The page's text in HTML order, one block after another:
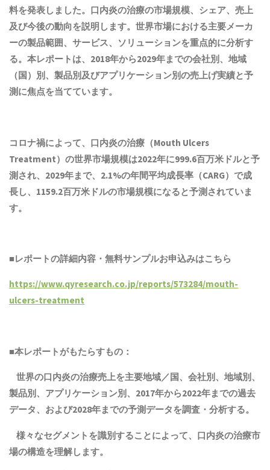
料を発表しました。口内炎の治療の市場規模、 シェア、売上
及び今後の動向を説明します。世界市場における主要メーカ
ーの製品範囲、サービス、ソリューションを重点的に分析す
る。本レポートは、2018年から2029年までの会社別、地域
（国）別、製品別及びアプリケーション別の売上げ実績と予
測に焦点を当てています。
コロナ禍によって、口内炎の治療（Mouth Ulcers
Treatment）の世界市場規模は2022年に999.6百万米ドルと予
測され、2029年まで、2.1%の年間平均成長率（CARG）で成
長し、1159.2百万米ドルの市場規模になると予測されていま
す。
■レポートの詳細内容・無料サンプルお申込みはこちら
https://www.qyresearch.co.jp/reports/573284/mouth-
ulcers-treatment
■本レポートがもたらすもの：
世界の口内炎の治療売上を主要地域／国、会社別、地域別、
製品別、アプリケーション別、2017年から2022年までの過去
データ、および2028年までの予測データを調査・分析する。
様々なセグメントを識別することによって、口内炎の治療市
場の構造を理解します。